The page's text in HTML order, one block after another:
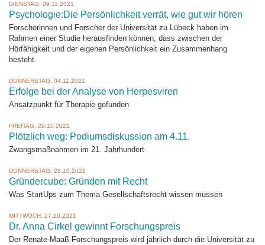
DIENSTAG, 09.11.2021
Psychologie:Die Persönlichkeit verrät, wie gut wir hören
Forscherinnen und Forscher der Universität zu Lübeck haben im
Rahmen einer Studie herausfinden können, dass zwischen der
Hörfähigkeit und der eigenen Persönlichkeit ein Zusammenhang
besteht.
DONNERSTAG, 04.11.2021
Erfolge bei der Analyse von Herpesviren
Ansatzpunkt für Therapie gefunden
FREITAG, 29.10.2021
Plötzlich weg: Podiumsdiskussion am 4.11.
Zwangsmaßnahmen im 21. Jahrhundert
DONNERSTAG, 28.10.2021
Gründercube: Gründen mit Recht
Was StartUps zum Thema Gesellschaftsrecht wissen müssen
MITTWOCH, 27.10.2021
Dr. Anna Cirkel gewinnt Forschungspreis
Der Renate-Maaß-Forschungspreis wird jährlich durch die Universität zu